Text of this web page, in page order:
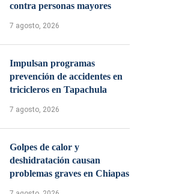
contra personas mayores
7 agosto, 2026
Impulsan programas
prevención de accidentes en
tricicleros en Tapachula
7 agosto, 2026
Golpes de calor y
deshidratación causan
problemas graves en Chiapas